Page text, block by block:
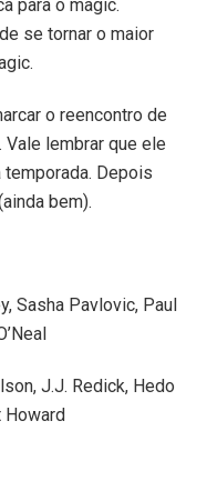
para o magic.
se tornar o maior
o reencontro de
lembrar que ele
Depois
bem).
Sasha Pavlovic, Paul
J.J. Redick, Hedo
Howard